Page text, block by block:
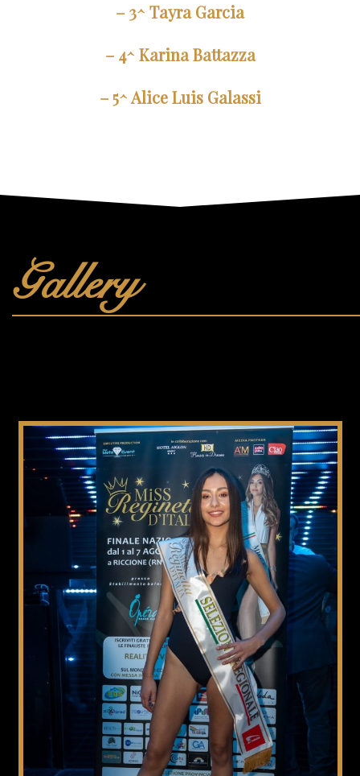
– 3^ Tayra Garcia
– 4^ Karina Battazza
– 5^ Alice Luis Galassi
Gallery